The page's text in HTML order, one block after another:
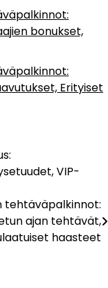
bonukset,
Erityiset
VIP-
ajan tehtävät,
haasteet